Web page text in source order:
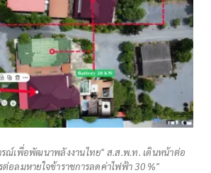
ณ์เพื่อพัฒนาพลังงานไทย" ส.ส.พ.ท. เดินหน้าต่อ
ต่อลมหายใจข้าราชการลดค่าไฟฟ้า 30 %"